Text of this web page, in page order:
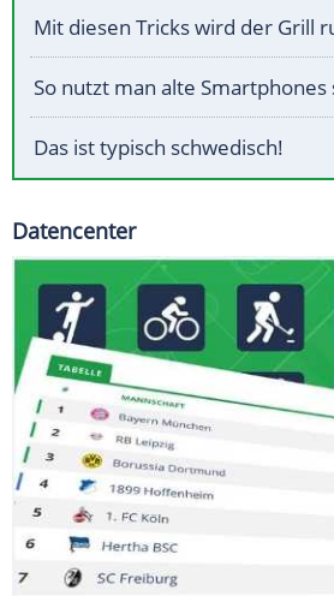
Mit diesen Tricks wird der Grill
So nutzt man alte Smartphones
Das ist typisch schwedisch!
Datencenter